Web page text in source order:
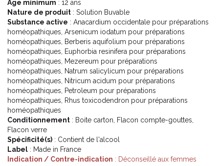
Âge minimum : 12 ans
Nature de produit : Solution Buvable
Substance active : Anacardium occidentale pour préparations
homéopathiques, Arsenicum iodatum pour préparations
homéopathiques, Berberis aquifolium pour préparations
homéopathiques, Euphorbia resinifera pour préparations
homéopathiques, Mezereum pour préparations
homéopathiques, Natrum salicylicum pour préparations
homéopathiques, Nitricum acidum pour préparations
homéopathiques, Petroleum pour préparations
homéopathiques, Rhus toxicodendron pour préparations
homéopathiques
Conditionnement : Boite carton, Flacon compte-gouttes,
Flacon verre
Spécificité(s) : Contient de l'alcool
Label : Made in France
Indication / Contre-indication : Déconseillé aux femmes